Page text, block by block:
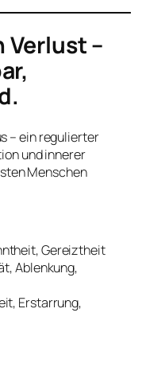
Verlust –
– ein regulierter
und innerer
Menschen
Gereiztheit
Ablenkung,
Erstarrung,